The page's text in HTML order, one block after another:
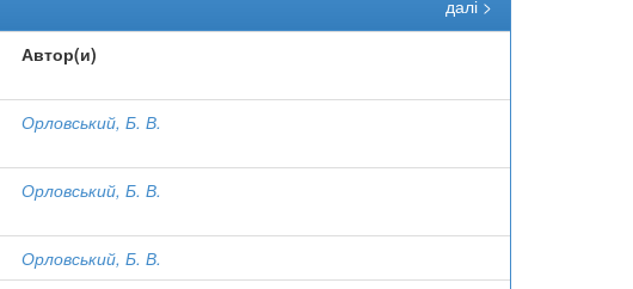
далі >
Автор(и)
Орловський, Б. В.
Орловський, Б. В.
Орловський, Б. В.